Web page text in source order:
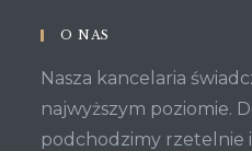
O NAS
Nasza kancelaria
najwyższym poziomie.
podchodzimy rzetelnie